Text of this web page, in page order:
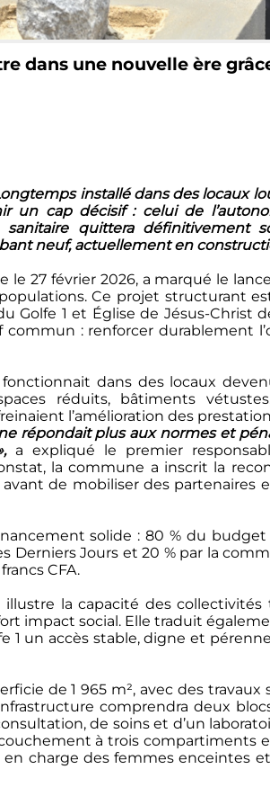
dans une nouvelle ère
installé dans des locaux
un cap décisif : celui de
sanitaire quittera définitivement
neuf, actuellement en
le 27 février 2026, a marqué le
Ce projet structurant
Golfe 1 et Église de Jésus-Christ
: renforcer durablement
dans des locaux
réduits, bâtiments
l’amélioration des
répondait plus aux normes et
a expliqué le premier
la commune a inscrit la
de mobiliser des partenaires
solide : 80 % du budget
Derniers Jours et 20 % par la
CFA.
la capacité des collectivités
impact social. Elle traduit
1 un accès stable, digne et
de 1 965 m², avec des travaux
comprendra deux
de soins et d’un
à trois compartiments
charge des femmes enceintes